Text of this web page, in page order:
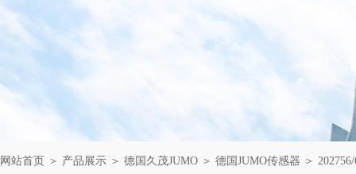
网站首页 ＞ 产品展示 ＞ 德国久茂JUMO ＞ 德国JUMO传感器 ＞